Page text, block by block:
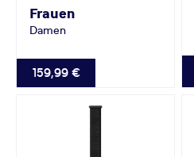
Frauen
Damen
159,99 €